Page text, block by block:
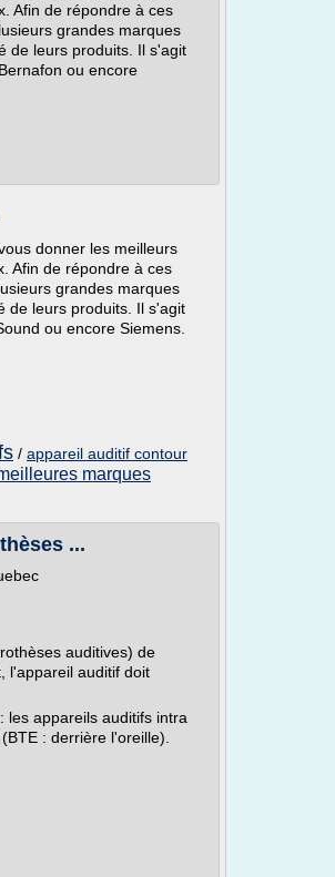
Afin de répondre à ces
grandes marques
de leurs produits. Il s'agit
ou encore
donner les meilleurs
Afin de répondre à ces
grandes marques
de leurs produits. Il s'agit
ou encore Siemens.
/ appareil auditif contour
marques
...
auditives) de
l'appareil auditif doit
les appareils auditifs intra
: derrière l'oreille).